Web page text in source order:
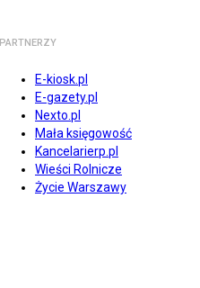
PARTNERZY
E-kiosk.pl
E-gazety.pl
Nexto.pl
Mała księgowość
Kancelarierp.pl
Wieści Rolnicze
Życie Warszawy